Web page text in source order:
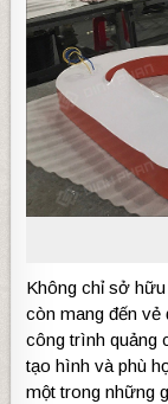
Không chỉ sở
còn mang đến vẻ
công trình quảng
tạo hình và phù
một trong những